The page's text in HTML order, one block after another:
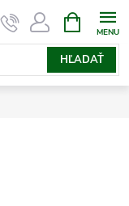
HĽADAŤ
KOŠÍK